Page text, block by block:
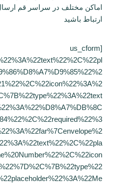
اماکن مختلف در سراسر قم
ارتباط باشید
[us_cform